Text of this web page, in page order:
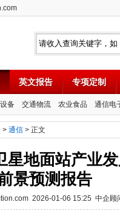
英文报告 专项定制
备 交通物流 农业食品 通信电
> 通信 > 正文
星地面站产业
景预测报告
2026-01-06 15:25 中企顾